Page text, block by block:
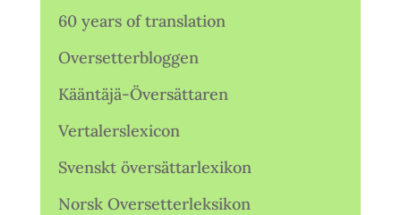
60 years of translation
Oversetterbloggen
Kääntäjä-Översättaren
Vertalerslexicon
Svenskt översättarlexikon
Norsk Oversetterleksikon